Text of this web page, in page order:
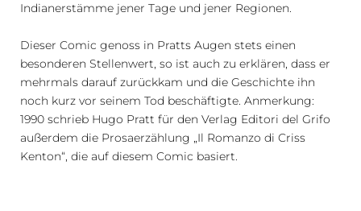
Indianerstämme jener Tage und jener Regionen.
Dieser Comic genoss in Pratts Augen stets einen
besonderen Stellenwert, so ist auch zu erklären, dass er
mehrmals darauf zurückkam und die Geschichte ihn
noch kurz vor seinem Tod beschäftigte. Anmerkung:
1990 schrieb Hugo Pratt für den Verlag Editori del Grifo
außerdem die Prosaerzählung „Il Romanzo di Criss
Kenton“, die auf diesem Comic basiert.